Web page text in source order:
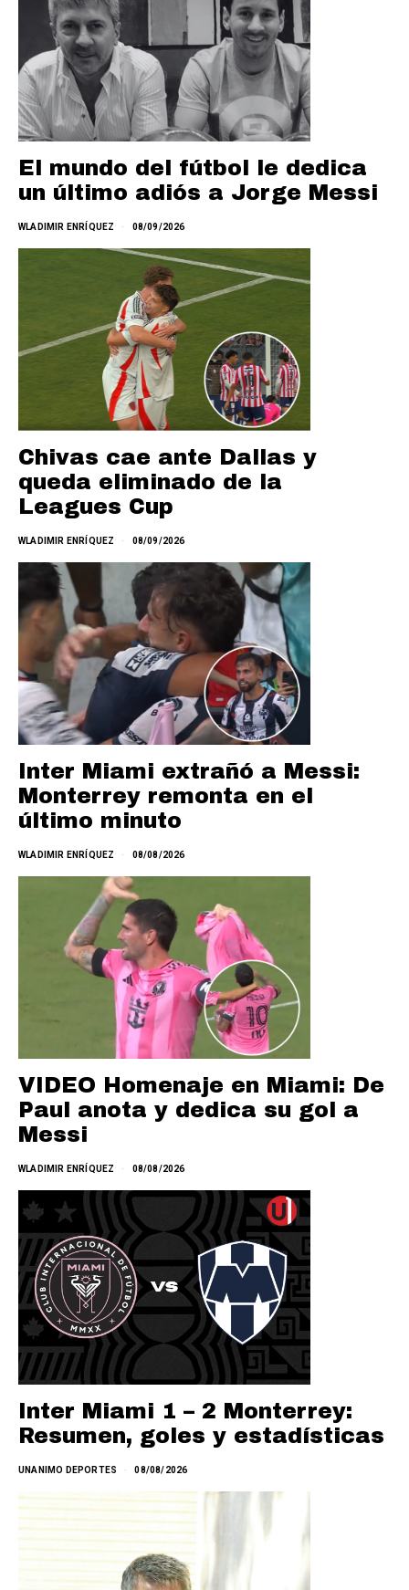
El mundo del fútbol le dedica
un último adiós a Jorge Messi
WLADIMIR ENRÍQUEZ 08/09/2026
Chivas cae ante Dallas y
queda eliminado de la
Leagues Cup
WLADIMIR ENRÍQUEZ 08/09/2026
Inter Miami extrañó a Messi:
Monterrey remonta en el
último minuto
WLADIMIR ENRÍQUEZ 08/08/2026
VIDEO Homenaje en Miami: De
Paul anota y dedica su gol a
Messi
WLADIMIR ENRÍQUEZ 08/08/2026
Inter Miami 1 – 2 Monterrey:
Resumen, goles y estadísticas
UNANIMO DEPORTES 08/08/2026